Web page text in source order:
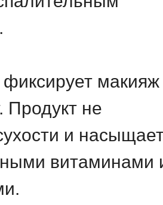
макияж
Продукт не
и
витаминами